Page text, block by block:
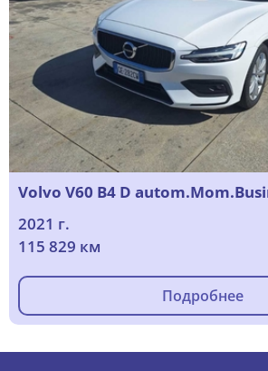
Volvo V60 B4 D
2021 г.
115 829 км
Подробнее